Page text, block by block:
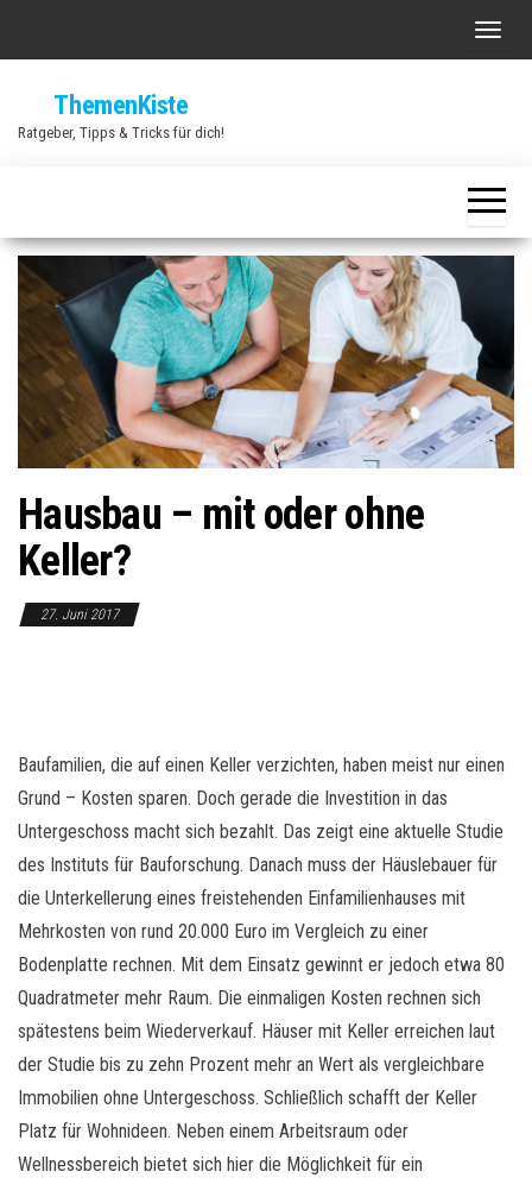
S
t
e
g
a
t
ThemenKiste
Ratgeber, Tipps & Tricks für dich!
Hausbau – mit oder ohne
Keller?
27. Juni 2017
Baufamilien, die auf einen Keller verzichten, haben meist nur einen
Grund – Kosten sparen. Doch gerade die Investition in das
Untergeschoss macht sich bezahlt. Das zeigt eine aktuelle Studie
des Instituts für Bauforschung. Danach muss der Häuslebauer für
die Unterkellerung eines freistehenden Einfamilienhauses mit
Mehrkosten von rund 20.000 Euro im Vergleich zu einer
Bodenplatte rechnen. Mit dem Einsatz gewinnt er jedoch etwa 80
Quadratmeter mehr Raum. Die einmaligen Kosten rechnen sich
spätestens beim Wiederverkauf. Häuser mit Keller erreichen laut
der Studie bis zu zehn Prozent mehr an Wert als vergleichbare
Immobilien ohne Untergeschoss. Schließlich schafft der Keller
Platz für Wohnideen. Neben einem Arbeitsraum oder
Wellnessbereich bietet sich hier die Möglichkeit für ein